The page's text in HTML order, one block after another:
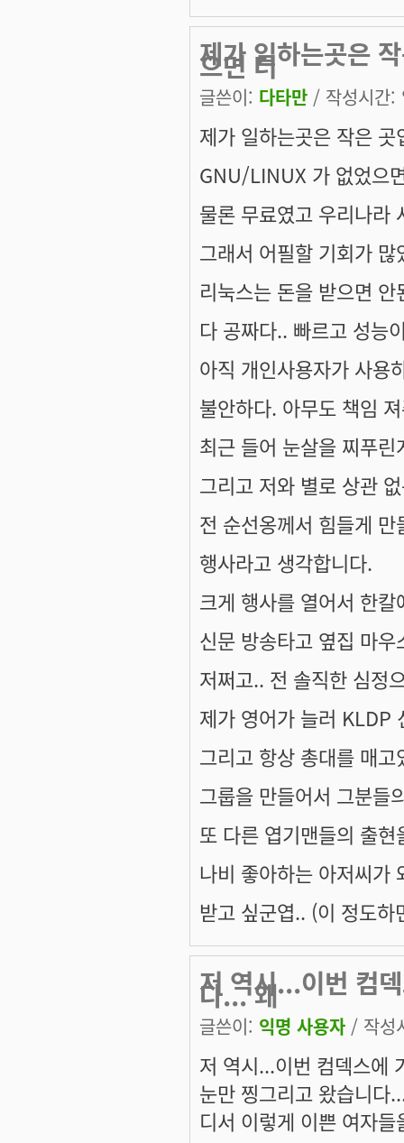
제가 일하는곳은
으면 더
글쓴이: 다타만 / 작성시간
제가 일하는곳은 작은 곳
GNU/LINUX 가 없었으
물론 무료였고 우리나라
그래서 어필할 기회가 많
리눅스는 돈을 받으면 안
다 공짜다.. 빠르고 성능
아직 개인사용자가 사용
불안하다. 아무도 책임
최근 들어 눈살을 찌푸
그리고 저와 별로 상관
전 순선옹께서 힘들게
행사라고 생각합니다.
크게 행사를 열어서 한
신문 방송타고 옆집 마
저쩌고.. 전 솔직한 심정
제가 영어가 늘러 KLDP
그리고 항상 총대를 매
그룹을 만들어서 그분들
또 다른 엽기맨들의 출
나비 좋아하는 아저씨가
받고 싶군엽.. (이 정도
저 역시...이번 컴
다... 왜
글쓴이: 익명 사용자 / 작성
저 역시...이번 컴덱스에
눈만 찡그리고 왔습니다
디서 이렇게 이쁜 여자